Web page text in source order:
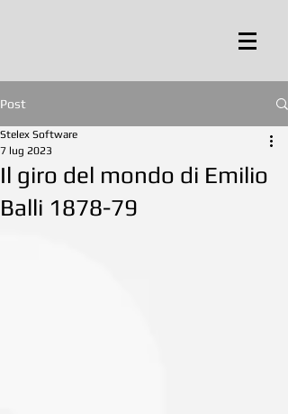
Post
Il giro del mondo di Emilio
Balli 1878-79
Stelex Software
7 lug 2023